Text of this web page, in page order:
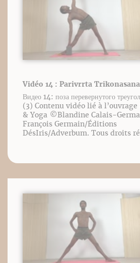
Vidéo 14 : Parivrrta
Видео 14: поза перевернутого
(3) Contenu vidéo lié à l’ouvrage
& Yoga ©️Blandine Calais-
François Germain/Éditions
DésIris/Adverbum. Tous droits